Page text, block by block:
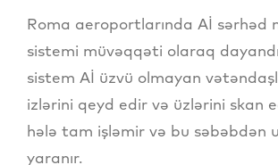
Roma aeroportlarında Aİ sərhəd
sistemi müvəqqəti olaraq
sistem Aİ üzvü olmayan
izlərini qeyd edir və üzlərini skan
hələ tam işləmir və bu səbəbdən
yaranır.